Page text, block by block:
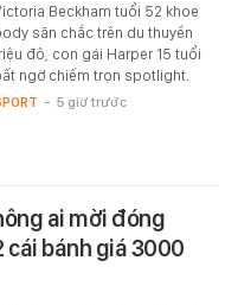
Beckham tuổi 52 khoe
săn chắc trên du thuyền
đô, con gái Harper 15 tuổi
ngờ chiếm trọn spotlight.
- 5 giờ trước
ai mời đóng
cái bánh giá 3000